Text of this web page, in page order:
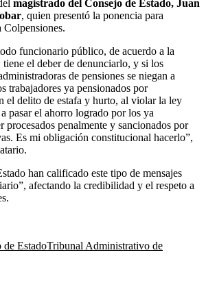
magistrado del Consejo de Estado, Juan
, quien presentó la ponencia para
Colpensiones.
funcionario público, de acuerdo a la
el deber de denunciarlo, y si los
de pensiones se niegan a
trabajadores ya pensionados por
el delito de estafa y hurto, al violar la ley
pasar el ahorro logrado por los ya
procesados penalmente y sancionados por
Es mi obligación constitucional hacerlo”,
han calificado este tipo de mensajes
afectando la credibilidad y el respeto a
de EstadoTribunal Administrativo de